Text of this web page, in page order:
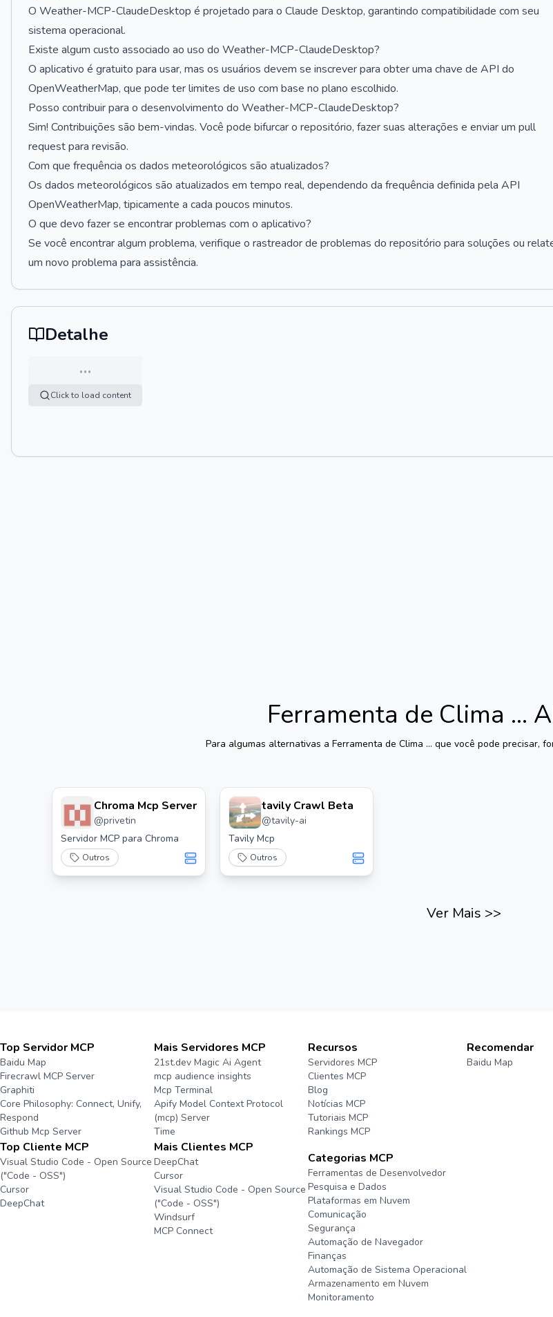
O Weather-MCP-ClaudeDesktop é projetado para o Claude Desktop, garantindo compatibilidade com seu
sistema operacional.
Existe algum custo associado ao uso do Weather-MCP-ClaudeDesktop?
O aplicativo é gratuito para usar, mas os usuários devem se inscrever para obter uma chave de API do
OpenWeatherMap, que pode ter limites de uso com base no plano escolhido.
Posso contribuir para o desenvolvimento do Weather-MCP-ClaudeDesktop?
Sim! Contribuições são bem-vindas. Você pode bifurcar o repositório, fazer suas alterações e enviar um pull
request para revisão.
Com que frequência os dados meteorológicos são atualizados?
Os dados meteorológicos são atualizados em tempo real, dependendo da frequência definida pela API
OpenWeatherMap, tipicamente a cada poucos minutos.
O que devo fazer se encontrar problemas com o aplicativo?
Se você encontrar algum problema, verifique o rastreador de problemas do repositório para soluções ou
um novo problema para assistência.
Detalhe
…
Click to load content
Ferramenta de Clima ...
Para algumas alternativas a Ferramenta de Clima ... que você pode precisar,
Chroma Mcp Server
@privetin
Servidor MCP para Chroma
Outros
tavily Crawl Beta
@tavily-ai
Tavily Mcp
Outros
Ver Mais >>
Top Servidor MCP
Baidu Map
Firecrawl MCP Server
Graphiti
Core Philosophy: Connect, Unify,
Respond
Github Mcp Server
Top Cliente MCP
Visual Studio Code - Open Source
("Code - OSS")
Cursor
DeepChat
Mais Servidores MCP
21st.dev Magic Ai Agent
mcp audience insights
Mcp Terminal
Apify Model Context Protocol
(mcp) Server
Time
Mais Clientes MCP
DeepChat
Cursor
Visual Studio Code - Open Source
("Code - OSS")
Windsurf
MCP Connect
Recursos
Servidores MCP
Clientes MCP
Blog
Notícias MCP
Tutoriais MCP
Rankings MCP
Categorias MCP
Ferramentas de Desenvolvedor
Pesquisa e Dados
Plataformas em Nuvem
Comunicação
Segurança
Automação de Navegador
Finanças
Automação de Sistema Operacional
Armazenamento em Nuvem
Monitoramento
Recomendar
Baidu Map